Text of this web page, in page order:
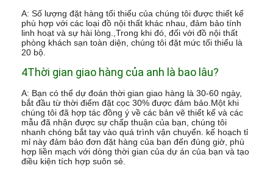
A: Số lượng đặt hàng tối thiểu của chúng tôi được thiết kế
phù hợp với các loại đồ nội thất khác nhau, đảm bảo tính
linh hoạt và sự hài lòng.,Trong khi đó, đối với đồ nội thất
phòng khách sạn toàn diện, chúng tôi đặt mức tối thiểu là
20 bộ.
4Thời gian giao hàng của anh là bao lâu?
A: Bạn có thể dự đoán thời gian giao hàng là 30-60 ngày,
bắt đầu từ thời điểm đặt cọc 30% được đảm bảo.Một khi
chúng tôi đã hợp tác đồng ý về các bản vẽ thiết kế và các
mẫu đã nhận được sự chấp thuận của bạn, chúng tôi
nhanh chóng bắt tay vào quá trình vận chuyển. kế hoạch tỉ
mỉ này đảm bảo đơn đặt hàng của bạn đến đúng giờ, phù
hợp liền mạch với dòng thời gian của dự án của bạn và tạo
điều kiện tích hợp suôn sẻ.